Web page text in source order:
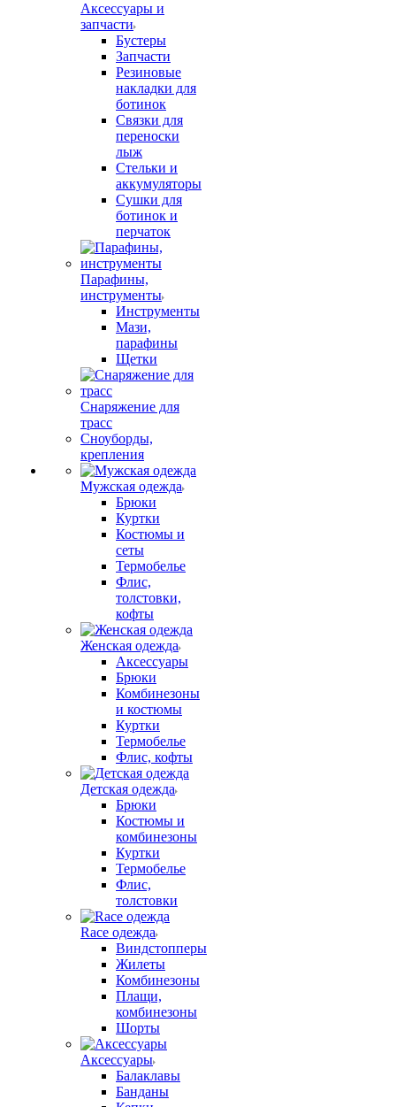
Аксессуары и
запчасти
Бустеры
Запчасти
Резиновые
накладки для
ботинок
Связки для
переноски
лыж
Стельки и
аккумуляторы
Сушки для
ботинок и
перчаток
Парафины,
инструменты
Инструменты
Мази,
парафины
Щетки
Снаряжение для
трасс
Сноуборды,
крепления
Мужская одежда
Брюки
Куртки
Костюмы и
сеты
Термобелье
Флис,
толстовки,
кофты
Женская одежда
Аксессуары
Брюки
Комбинезоны
и костюмы
Куртки
Термобелье
Флис, кофты
Детская одежда
Брюки
Костюмы и
комбинезоны
Куртки
Термобелье
Флис,
толстовки
Race одежда
Виндстопперы
Жилеты
Комбинезоны
Плащи,
комбинезоны
Шорты
Аксессуары
Балаклавы
Банданы